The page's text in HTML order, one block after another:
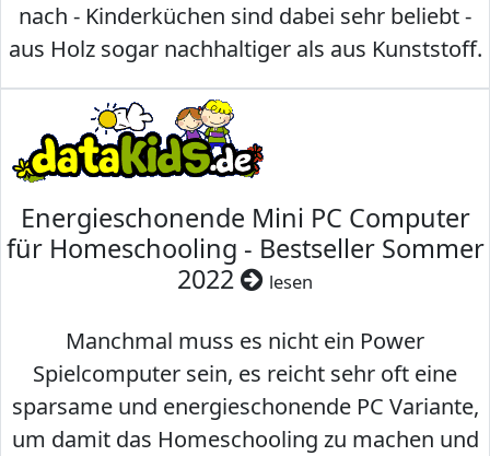
nach - Kinderküchen sind dabei sehr beliebt -
aus Holz sogar nachhaltiger als aus Kunststoff.
Energieschonende Mini PC Computer
für Homeschooling - Bestseller Sommer
2022
lesen
Manchmal muss es nicht ein Power
Spielcomputer sein, es reicht sehr oft eine
sparsame und energieschonende PC Variante,
um damit das Homeschooling zu machen und